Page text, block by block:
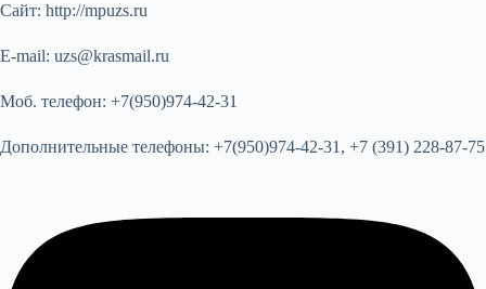
Сайт: http://mpuzs.ru
E-mail: uzs@krasmail.ru
Моб. телефон: +7(950)974-42-31
Дополнительные телефоны: +7(950)974-42-31, +7 (391) 228-87-75